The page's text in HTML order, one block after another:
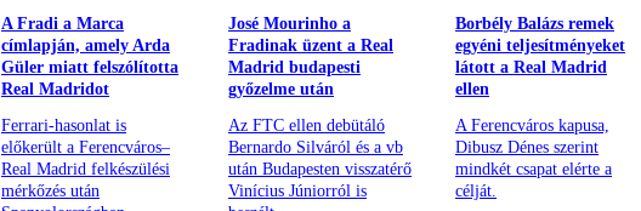
A Fradi a Marca
címlapján, amely Arda
Güler miatt felszólította
Real Madridot
Ferrari-hasonlat is
előkerült a Ferencváros–
Real Madrid felkészülési
mérkőzés után
José Mourinho a
Fradinak üzent a Real
Madrid budapesti
győzelme után
Az FTC ellen debütáló
Bernardo Silváról és a vb
után Budapesten visszatérő
Vinícius Júniorról is
Borbély Balázs remek
egyéni teljesítményeket
látott a Real Madrid
ellen
A Ferencváros kapusa,
Dibusz Dénes szerint
mindkét csapat elérte a
célját.